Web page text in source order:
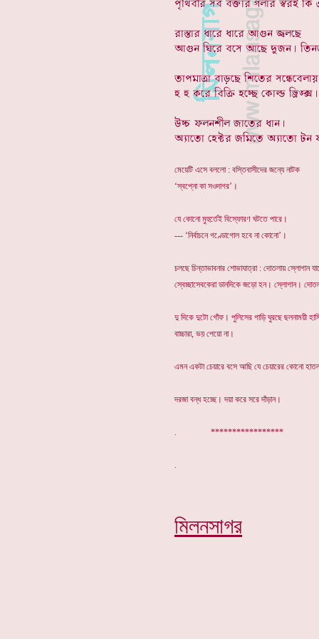
মেয়েটি এসে বললো : বস্তিবাসীদের জন্যে নাটক
‘স্বপ্নো কা সওদাগর’।
যে কোনো মুহুর্তেই বিস্ফোরণ ঘটতে পারে।
--- ‘নির্বাচনে গণ্ডোগোল হবে না কোনো’।
চলছে চিন্তাভাবনার শোভাযাত্রা : দোতলায় স্লোগান
স্বেচ্ছাসেবকেরা ডানদিকে জড়ো হন। স্লোগান।
দু দিকে দুটো গোঁফ। পুলিসের গাড়ি ঘুরছে ছলনাময়ী
বাচ্চারা, ভয় পেয়ো না।
এমন একটা চেয়ারে বসে আছি যে চেয়ারের কোনো
দরজা বন্ধ হচ্ছে। দয়া করে সরে দাঁড়ান।
. *****************
মিলনসাগর